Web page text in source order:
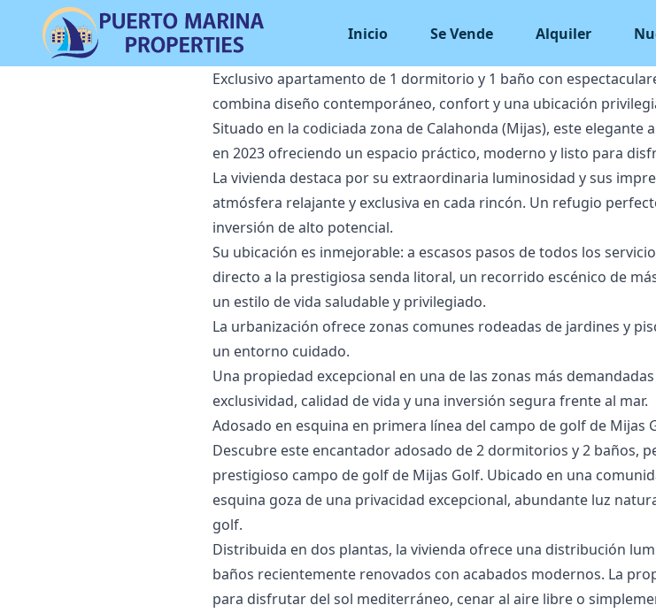
Inicio Se Vende Alquiler
Exclusivo apartamento de 1 dormitorio y 1 baño con
combina diseño contemporáneo, confort y una ubicación
Situado en la codiciada zona de Calahonda (Mijas), este
en 2023 ofreciendo un espacio práctico, moderno y listo para
La vivienda destaca por su extraordinaria luminosidad y sus
atmósfera relajante y exclusiva en cada rincón. Un refugio
inversión de alto potencial.
Su ubicación es inmejorable: a escasos pasos de todos los
directo a la prestigiosa senda litoral, un recorrido escénico de
un estilo de vida saludable y privilegiado.
La urbanización ofrece zonas comunes rodeadas de jardines y
un entorno cuidado.
Una ‌propiedad ‌excepcional ‌en ‌una ‌de las zonas más
exclusividad, ‌calidad de vida ‌y ‌una ‌inversión ‌segura ‌frente ‌al ‌mar.
Adosado en esquina en primera línea del campo de golf de Mijas
Descubre este encantador adosado de 2 dormitorios y 2 baños,
prestigioso campo de golf de Mijas Golf. Ubicado en una
esquina goza de una privacidad excepcional, abundante luz
golf.
Distribuida en dos plantas, la vivienda ofrece una distribución
baños recientemente renovados con acabados modernos. La
para disfrutar del sol mediterráneo, cenar al aire libre o